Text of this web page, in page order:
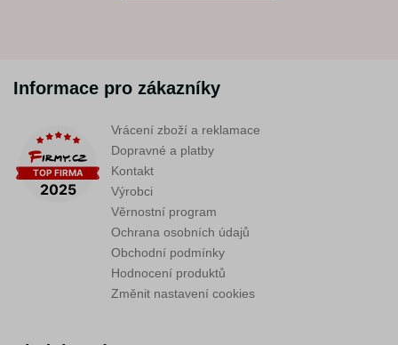
Informace pro zákazníky
Vrácení zboží a reklamace
Dopravné a platby
Kontakt
Výrobci
Věrnostní program
Ochrana osobních údajů
Obchodní podmínky
Hodnocení produktů
Změnit nastavení cookies